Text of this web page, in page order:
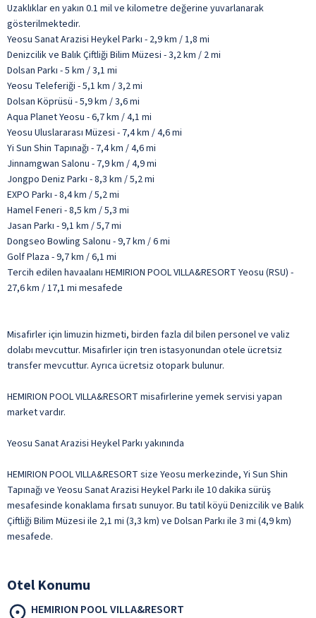
Uzaklıklar en yakın 0.1 mil ve kilometre değerine yuvarlanarak
gösterilmektedir.
Yeosu Sanat Arazisi Heykel Parkı - 2,9 km / 1,8 mi
Denizcilik ve Balık Çiftliği Bilim Müzesi - 3,2 km / 2 mi
Dolsan Parkı - 5 km / 3,1 mi
Yeosu Teleferiği - 5,1 km / 3,2 mi
Dolsan Köprüsü - 5,9 km / 3,6 mi
Aqua Planet Yeosu - 6,7 km / 4,1 mi
Yeosu Uluslararası Müzesi - 7,4 km / 4,6 mi
Yi Sun Shin Tapınağı - 7,4 km / 4,6 mi
Jinnamgwan Salonu - 7,9 km / 4,9 mi
Jongpo Deniz Parkı - 8,3 km / 5,2 mi
EXPO Parkı - 8,4 km / 5,2 mi
Hamel Feneri - 8,5 km / 5,3 mi
Jasan Parkı - 9,1 km / 5,7 mi
Dongseo Bowling Salonu - 9,7 km / 6 mi
Golf Plaza - 9,7 km / 6,1 mi
Tercih edilen havaalanı HEMIRION POOL VILLA&RESORT Yeosu (RSU) -
27,6 km / 17,1 mi mesafede
Misafirler için limuzin hizmeti, birden fazla dil bilen personel ve valiz
dolabı mevcuttur. Misafirler için tren istasyonundan otele ücretsiz
transfer mevcuttur. Ayrıca ücretsiz otopark bulunur.
HEMIRION POOL VILLA&RESORT misafirlerine yemek servisi yapan
market vardır.
Yeosu Sanat Arazisi Heykel Parkı yakınında
HEMIRION POOL VILLA&RESORT size Yeosu merkezinde, Yi Sun Shin
Tapınağı ve Yeosu Sanat Arazisi Heykel Parkı ile 10 dakika sürüş
mesafesinde konaklama fırsatı sunuyor. Bu tatil köyü Denizcilik ve Balık
Çiftliği Bilim Müzesi ile 2,1 mi (3,3 km) ve Dolsan Parkı ile 3 mi (4,9 km)
mesafede.
Otel Konumu
HEMIRION POOL VILLA&RESORT